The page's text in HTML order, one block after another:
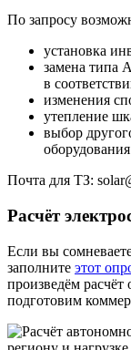
По запросу
установка
замена типа
в
изменения
утепление
выбор
оборудования
Почта для ТЗ:
Расчёт
Если вы
заполните этот
произведём
подготовим